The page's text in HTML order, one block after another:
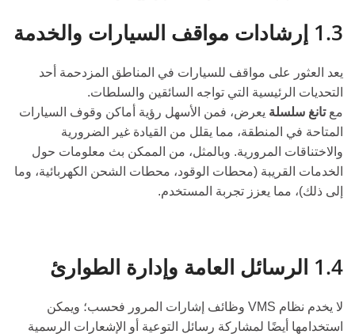
1.3 إرشادات مواقف السيارات والخدمة
يعد العثور على مواقف للسيارات في المناطق المزدحمة أحد
التحديات الرئيسية التي تواجه السائقين والسلطات.
معتانغ سلسلة يعرض، فمن الأسهل رؤية أماكن وقوف السيارات
المتاحة في المنطقة، مما يقلل من القيادة غير الضرورية
والاختناقات المرورية. وبالمثل، من الممكن بث معلومات حول
الخدمات القريبة (محطات الوقود، محطات الشحن الكهربائية، وما
إلى ذلك)، مما يعزز تجربة المستخدم.
1.4 الرسائل العامة وإدارة الطوارئ
لا يخدم نظام VMS وظائف إشارات المرور فحسب؛ ويمكن
استخدامها أيضًا لمشاركة رسائل التوعية أو الإشعارات الرسمية